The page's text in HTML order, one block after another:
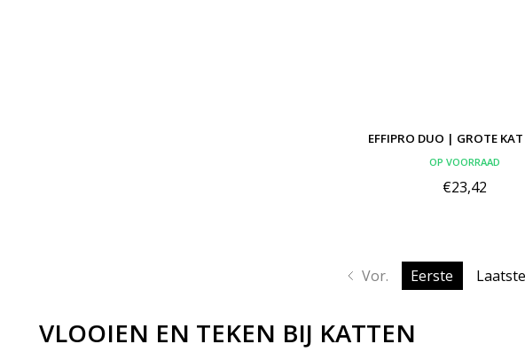
EFFIPRO DUO | GROTE KAT
OP VOORRAAD
€23,42
Vor. Eerste Laatste
VLOOIEN EN TEKEN BIJ KATTEN